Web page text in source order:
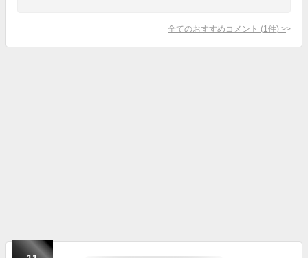
全てのおすすめコメント (1 件) >